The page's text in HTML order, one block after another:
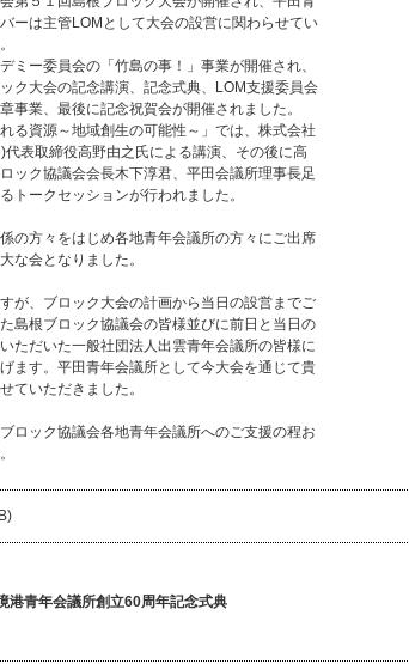
ーは主管LOMとして大会の設営に関わらせてい
ミー委員会の「竹島の事！」事業が開催され、
ク大会の記念講演、記念式典、LOM支援委員会
事業、最後に記念祝賀会が開催されました。
る資源～地域創生の可能性～」では、株式会社
代表取締役高野由之氏による講演、その後に高
ック協議会会長木下淳君、平田会議所理事長足
トークセッションが行われました。
の方々をはじめ各地青年会議所の方々にご出席
な会となりました。
が、ブロック大会の計画から当日の設営までご
島根ブロック協議会の皆様並びに前日と当日の
ただいた一般社団法人出雲青年会議所の皆様に
ます。平田青年会議所として今大会を通じて貴
ていただきました。
ロック協議会各地青年会議所へのご支援の程お
港青年会議所創立60周年記念式典